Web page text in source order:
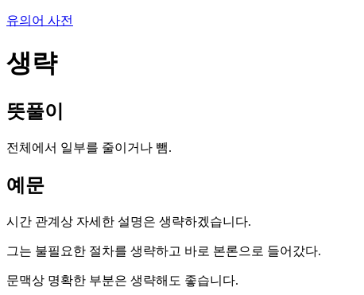
유의어 사전
생략
뜻풀이
전체에서 일부를 줄이거나 뺌.
예문
시간 관계상 자세한 설명은 생략하겠습니다.
그는 불필요한 절차를 생략하고 바로 본론으로 들어갔다.
문맥상 명확한 부분은 생략해도 좋습니다.